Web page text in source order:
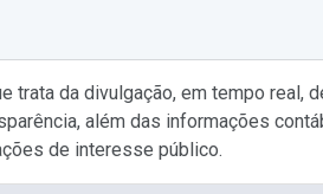
da divulgação, em tempo
além das informações
de interesse público.